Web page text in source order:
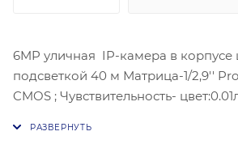
6MP уличная IP-камера в
подсветкой 40 м Матрица-1/2,9''
CMOS ; Чувствительность-